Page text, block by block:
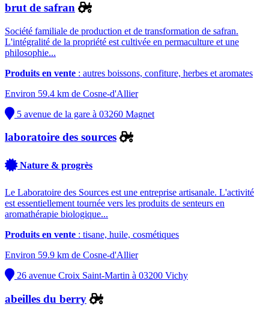
brut de safran
Société familiale de production et de transformation de safran.
L'intégralité de la propriété est cultivée en permaculture et une
philosophie...
Produits en vente : autres boissons, confiture, herbes et aromates
Environ 59.4 km de Cosne-d'Allier
5 avenue de la gare à 03260 Magnet
laboratoire des sources
Nature & progrès
Le Laboratoire des Sources est une entreprise artisanale. L'activité
est essentiellement tournée vers les produits de senteurs en
aromathérapie biologique...
Produits en vente : tisane, huile, cosmétiques
Environ 59.9 km de Cosne-d'Allier
26 avenue Croix Saint-Martin à 03200 Vichy
abeilles du berry